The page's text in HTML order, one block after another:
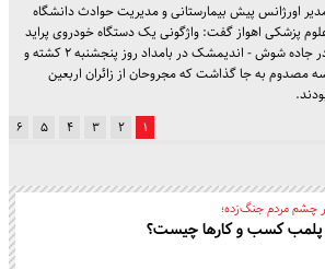
اورژانس پیش بیمارستانی و مدیریت حوادث دانشگاه
پزشکی اهواز گفت: واژگونی یک دستگاه خودروی پراید
در جاده شوش - اندیمشک در بامداد روز پنجشنبه ۲ کشته و
مصدوم به جا گذاشت که مجروحان از زائران اربعین
۱ ۲ ۳ ۴ ۵ ۶
چشم مردم جنگ‌زده؛
پلمب کسب و کارها چیست؟